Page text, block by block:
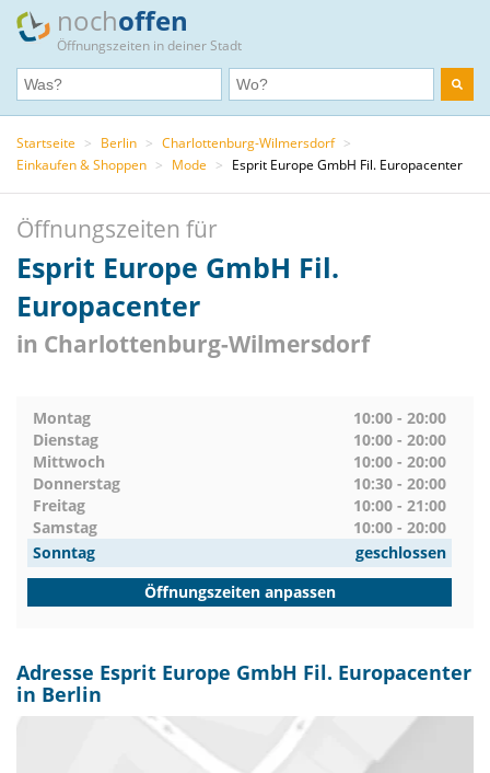
nochoffen
Öffnungszeiten in deiner Stadt
Startseite > Berlin > Charlottenburg-Wilmersdorf >
Einkaufen & Shoppen > Mode > Esprit Europe GmbH Fil. Europacenter
Öffnungszeiten für
Esprit Europe GmbH Fil.
Europacenter
in Charlottenburg-Wilmersdorf
Montag
10:00 - 20:00
Dienstag
10:00 - 20:00
Mittwoch
10:00 - 20:00
Donnerstag
10:30 - 20:00
Freitag
10:00 - 21:00
Samstag
10:00 - 20:00
Sonntag
geschlossen
Öffnungszeiten anpassen
Adresse Esprit Europe GmbH Fil. Europacenter
in Berlin